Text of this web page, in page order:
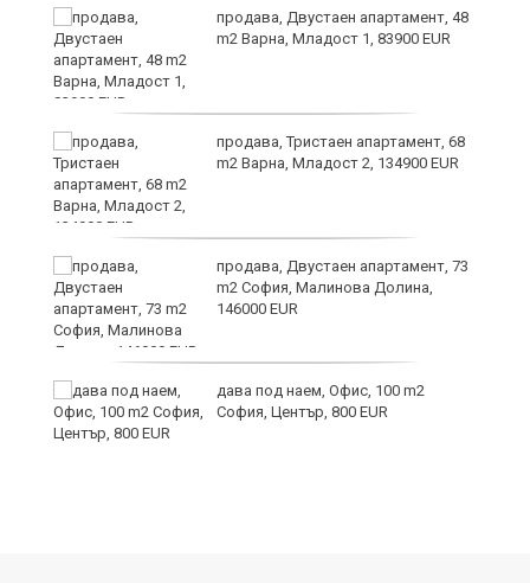
продава, Двустаен апартамент, 48
m2 Варна, Младост 1, 83900 EUR
продава, Тристаен апартамент, 68
m2 Варна, Младост 2, 134900 EUR
продава, Двустаен апартамент, 73
m2 София, Малинова Долина,
146000 EUR
дава под наем, Офис, 100 m2
София, Център, 800 EUR